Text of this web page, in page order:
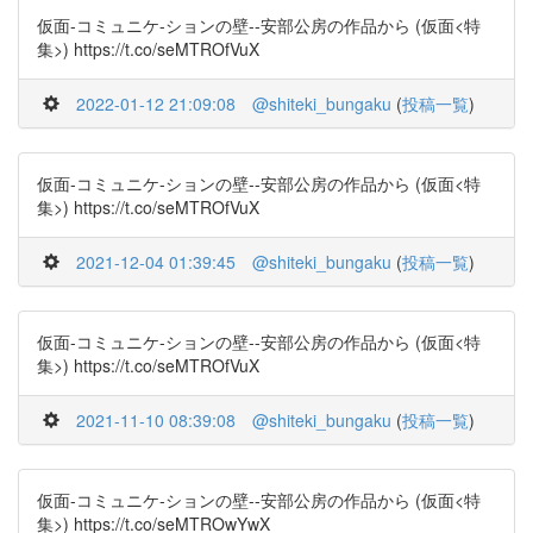
仮面-コミュニケ-ションの壁--安部公房の作品から (仮面<特
集>) https://t.co/seMTROfVuX
2022-01-12 21:09:08 @shiteki_bungaku (投稿一覧)
仮面-コミュニケ-ションの壁--安部公房の作品から (仮面<特
集>) https://t.co/seMTROfVuX
2021-12-04 01:39:45 @shiteki_bungaku (投稿一覧)
仮面-コミュニケ-ションの壁--安部公房の作品から (仮面<特
集>) https://t.co/seMTROfVuX
2021-11-10 08:39:08 @shiteki_bungaku (投稿一覧)
仮面-コミュニケ-ションの壁--安部公房の作品から (仮面<特
集>) https://t.co/seMTROwYwX